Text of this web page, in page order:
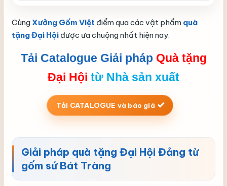
Cùng Xưởng Gốm Việt điểm qua các vật phẩm quà
tặng Đại Hội được ưa chuộng nhất hiện nay.
Tải Catalogue Giải pháp Quà tặng
Đại Hội từ Nhà sản xuất
Tải CATALOGUE và báo giá
Giải pháp quà tặng Đại Hội Đảng từ
gốm sứ Bát Tràng